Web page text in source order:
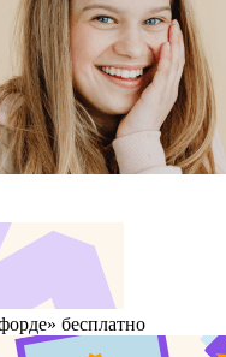
бесплатно